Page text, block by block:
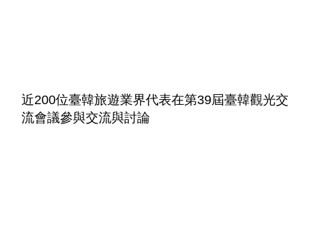
近200位臺韓旅遊業界代表在第39屆臺韓觀光交
流會議參與交流與討論